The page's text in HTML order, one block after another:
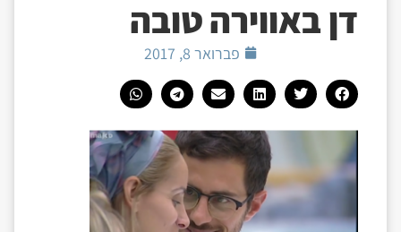
דן באווירה טובה
פברואר 8, 2017